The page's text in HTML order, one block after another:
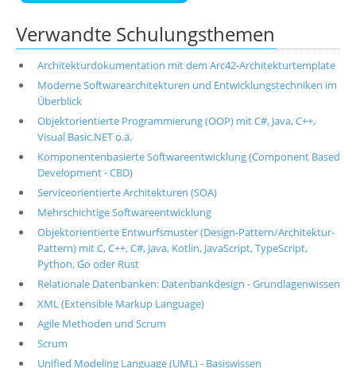
Verwandte Schulungsthemen
Architekturdokumentation mit dem Arc42-Architekturtemplate
Moderne Softwarearchitekturen und Entwicklungstechniken im
Überblick
Objektorientierte Programmierung (OOP) mit C#, Java, C++,
Visual Basic.NET o.ä.
Komponentenbasierte Softwareentwicklung (Component Based
Development - CBD)
Serviceorientierte Architekturen (SOA)
Mehrschichtige Softwareentwicklung
Objektorientierte Entwurfsmuster (Design-Pattern/Architektur-
Pattern) mit C, C++, C#, Java, Kotlin, JavaScript, TypeScript,
Python, Go oder Rust
Relationale Datenbanken: Datenbankdesign - Grundlagenwissen
XML (Extensible Markup Language)
Agile Methoden und Scrum
Scrum
Unified Modeling Language (UML) - Basiswissen